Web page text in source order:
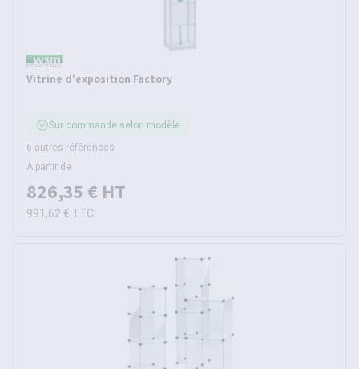
Vitrine d'exposition Factory
Sur commande selon modèle
6 autres références
À partir de
826,35 € HT
991,62 € TTC